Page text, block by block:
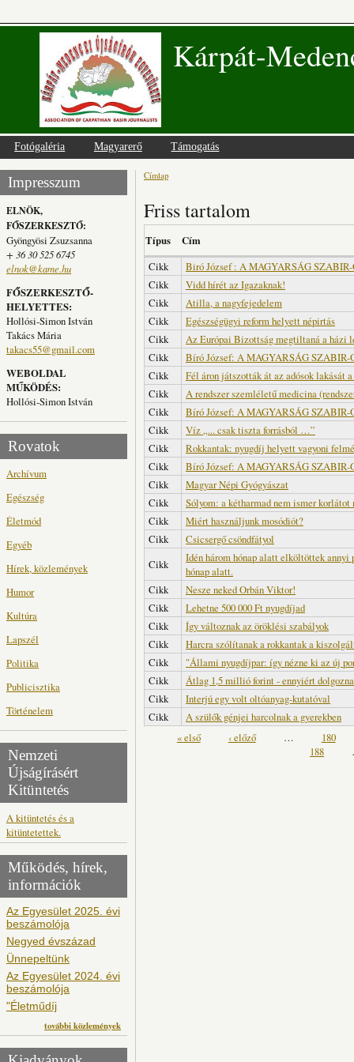
Kárpát-
Fotógaléria Magyarerő Támogatás
Impresszum
ELNÖK,
FŐSZERKESZTŐ:
Gyöngyösi Zsuzsanna
+ 36 30 525 6745
elnok@kame.hu
FŐSZERKESZTŐ-
HELYETTES:
Hollósi-Simon István
Takács Mária
takacs55@gmail.com
WEBOLDAL
MŰKÖDÉS:
Hollósi-Simon István
Rovatok
Archívum
Egészség
Életmód
Egyéb
Hírek, közlemények
Humor
Kultúra
Lapszél
Politika
Publicisztika
Történelem
Nemzeti
Újságírásért
Kitüntetés
A kitüntetés és a
kitüntetettek.
Működés, hírek,
információk
Az Egyesület 2025. évi
beszámolója
Negyed évszázad
Ünnepeltünk
Az Egyesület 2024. évi
beszámolója
"Életműdíj
további közlemények
Jelenlegi hely
Címlap
Friss tartalom
Típus
Cím
Cikk
Biró József : A MAGYARSÁG
Cikk
Vidd hírét az Igazaknak!
Cikk
Atilla, a nagyfejedelem
Cikk
Egészségügyi reform helyett népirtás
Cikk
Az Európai Bizottság megtiltaná a házi
Cikk
Bíró József: A MAGYARSÁG SZABIR-
Cikk
Fél áron játszották át az adósok lakását
Cikk
A rendszer szemléletű medicina
Cikk
Bíró József: A MAGYARSÁG SZABIR-
Cikk
Víz „... csak tiszta forrásból …”
Cikk
Rokkantak: nyugdíj helyett vagyoni
Cikk
Bíró József: A MAGYARSÁG SZABIR-
Cikk
Magyar Népi Gyógyászat
Cikk
Sólyom: a kétharmad nem ismer
Cikk
Miért használjunk mosódiót?
Cikk
Csicsergő csöndfátyol
Cikk
Idén három hónap alatt elköltöttek
hónap alatt.
Cikk
Nesze neked Orbán Viktor!
Cikk
Lehetne 500 000 Ft nyugdíjad
Cikk
Így változnak az öröklési szabályok
Cikk
Harcra szólítanak a rokkantak a
Cikk
"Állami nyugdíjpar: így nézne ki az új
Cikk
Átlag 1,5 millió forint - ennyiért
Cikk
Interjú egy volt oltóanyag-kutatóval
Cikk
A szülők génjei harcolnak a gyerekben
Oldalak
« első ‹ előző …
180
188